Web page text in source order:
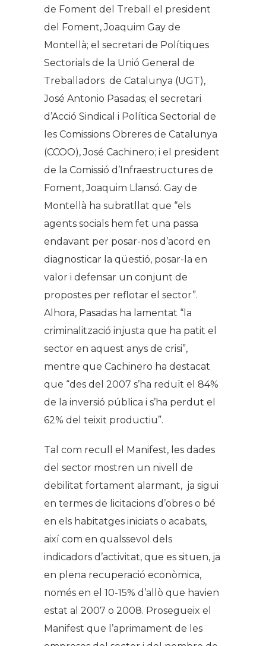
de Foment del Treball el president
del Foment, Joaquim Gay de
Montellà; el secretari de Polítiques
Sectorials de la Unió General de
Treballadors de Catalunya (UGT),
José Antonio Pasadas; el secretari
d’Acció Sindical i Política Sectorial de
les Comissions Obreres de Catalunya
(CCOO), José Cachinero; i el president
de la Comissió d’Infraestructures de
Foment, Joaquim Llansó. Gay de
Montellà ha subratllat que “els
agents socials hem fet una passa
endavant per posar-nos d’acord en
diagnosticar la qüestió, posar-la en
valor i defensar un conjunt de
propostes per reflotar el sector”.
Alhora, Pasadas ha lamentat “la
criminalització injusta que ha patit el
sector en aquest anys de crisi”,
mentre que Cachinero ha destacat
que “des del 2007 s’ha reduït el 84%
de la inversió pública i s’ha perdut el
62% del teixit productiu”.
Tal com recull el Manifest, les dades
del sector mostren un nivell de
debilitat fortament alarmant, ja sigui
en termes de licitacions d’obres o bé
en els habitatges iniciats o acabats,
així com en qualssevol dels
indicadors d’activitat, que es situen, ja
en plena recuperació econòmica,
només en el 10-15% d’allò que havien
estat al 2007 o 2008. Prosegueix el
Manifest que l’aprimament de les